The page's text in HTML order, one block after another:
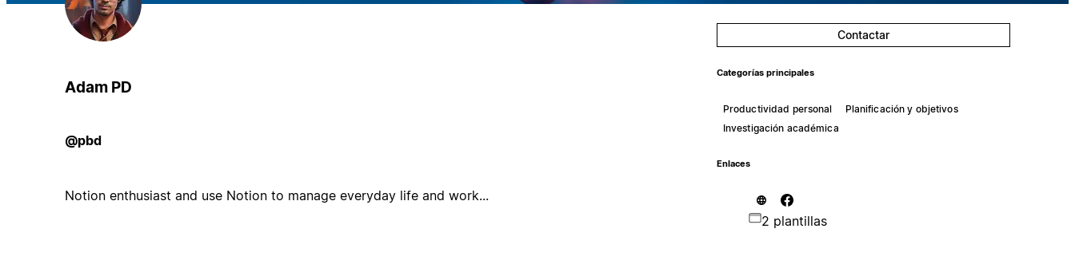
Adam PD
@pbd
Notion enthusiast and use Notion to manage everyday life and work...
Contactar
Categorías principales
Productividad personal
Planificación y objetivos
Investigación académica
Enlaces
2 plantillas